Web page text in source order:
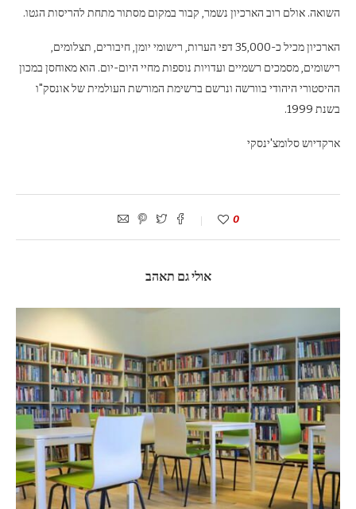
השואה. אולם רוב הארכיון נשמר, קבור במקום מסתור מתחת להריסות הגטו.
הארכיון מכיל כ-35,000 דפי הערות, רישומי יומן, חיבורים, תצלומים,
רישומים, מסמכים רשמיים ועדויות נוספות מחיי היום-יום. הוא מאוחסן במכון
ההיסטורי היהודי בוורשה ונרשם ברשימת המורשת העולמית של אונסק"ו
בשנת 1999.
ארקדיוש סלומצ'ינסקי
0
אולי גם תאהב